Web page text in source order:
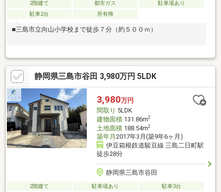
2階建て 都市ガス
駐車場あり
駐車2台
所有権
■三島市立向山小学校まで徒歩７分（約５００ｍ）
静岡県三島市谷田 3,980万円 5LDK
3,980万円
間取り 5LDK
建物面積131.86m2
土地面積188.54m2
築年月 2017年3月(築9年6ヶ月)
伊豆箱根鉄道駿豆線 三島二日町駅
徒歩28分
静岡県三島市谷田
2階建て 駐車場あり
駐車3台